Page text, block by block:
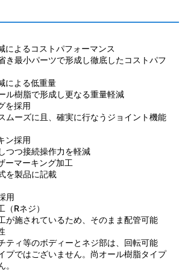
によるコストパフォーマンス
き最小パーツで形成し徹底したコストパフ
による低重量
ル樹脂で形成し更なる重量軽減
を採用
ムーズに且、確実に行なうジョイント機能
ン採用
つつ接続操作力を軽減
ーマーキング加工
を製品に記載
用
Rネジ）
が施されているため、そのまま配管可能
ティ等のボディーとネジ部は、回転可能
プではございません。尚オール樹脂タイプ